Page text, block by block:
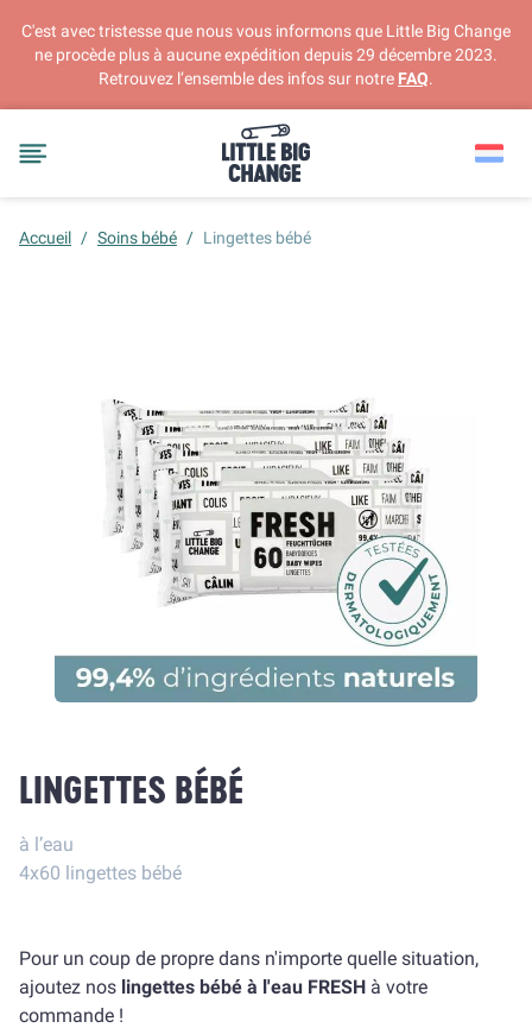
C'est avec tristesse que nous vous informons que Little Big Change
ne procède plus à aucune expédition depuis 29 décembre 2023.
Retrouvez l’ensemble des infos sur notre FAQ.
Accueil / Soins bébé / Lingettes bébé
LINGETTES BÉBÉ
à l’eau
4x60 lingettes bébé
Pour un coup de propre dans n'importe quelle situation,
ajoutez nos lingettes bébé à l'eau FRESH à votre
commande !